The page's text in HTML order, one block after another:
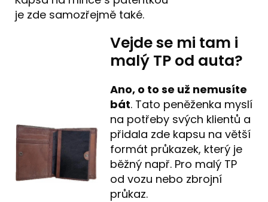
je zde samozřejmě také.
Vejde se mi tam i
malý TP od auta?
Ano, o to se už nemusíte
bát. Tato peněženka myslí
na potřeby svých klientů a
přidala zde kapsu na větší
formát průkazek, který je
běžný např. Pro malý TP
od vozu nebo zbrojní
průkaz.